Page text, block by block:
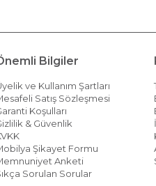
Bilgiler
ve Kullanım Şartları
Satış Sözleşmesi
Koşulları
& Güvenlik
Şikayet Formu
Anketi
Sorulan Sorular